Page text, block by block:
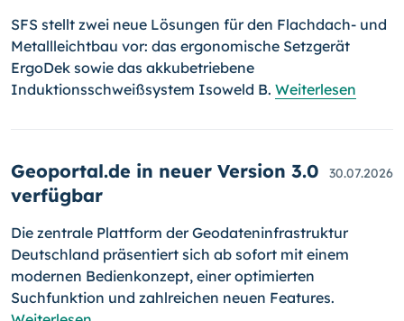
SFS stellt zwei neue Lösungen für den Flachdach- und
Metallleichtbau vor: das ergonomische Setzgerät
ErgoDek sowie das akkubetriebene
Induktionsschweißsystem Isoweld B. Weiterlesen
Geoportal.de in neuer Version 3.0
verfügbar
30.07.2026
Die zentrale Plattform der Geodateninfrastruktur
Deutschland präsentiert sich ab sofort mit einem
modernen Bedienkonzept, einer optimierten
Suchfunktion und zahlreichen neuen Features.